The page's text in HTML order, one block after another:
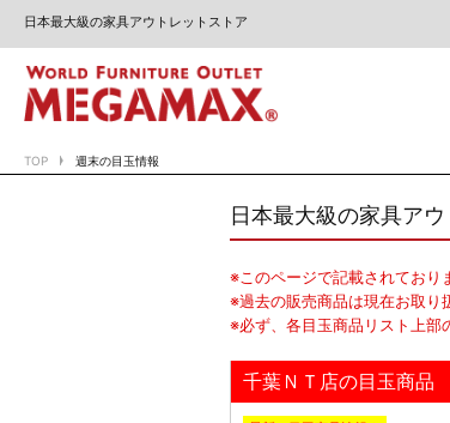
日本最大級の家具アウトレットストア
TOP 週末の目玉情報
日本最大級の家具ア
※このページで記載されており
※過去の販売商品は現在お取り
※必ず、各目玉商品リスト上部
千葉ＮＴ店の目玉商品